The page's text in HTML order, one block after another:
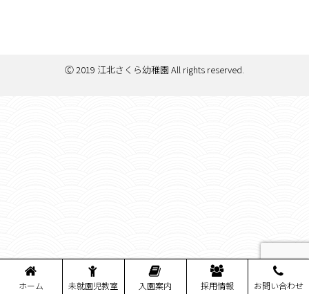
Ⓒ 2019 江北さくら幼稚園 All rights reserved.
ホーム 未就園児教室 入園案内 採用情報 お問い合わせ